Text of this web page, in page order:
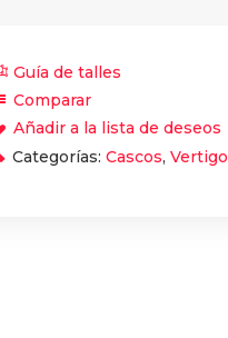
Guía de talles
Comparar
Añadir a la lista de deseos
Categorías: Cascos, Vertigo